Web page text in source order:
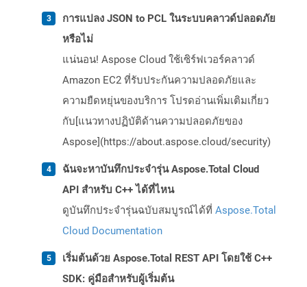
การแปลง JSON to PCL ในระบบคลาวด์ปลอดภัย
หรือไม่
แน่นอน! Aspose Cloud ใช้เซิร์ฟเวอร์คลาวด์
Amazon EC2 ที่รับประกันความปลอดภัยและ
ความยืดหยุ่นของบริการ โปรดอ่านเพิ่มเติมเกี่ยว
กับ[แนวทางปฏิบัติด้านความปลอดภัยของ
Aspose](https://about.aspose.cloud/security)
ฉันจะหาบันทึกประจำรุ่น Aspose.Total Cloud
API สำหรับ C++ ได้ที่ไหน
ดูบันทึกประจำรุ่นฉบับสมบูรณ์ได้ที่ Aspose.Total
Cloud Documentation
เริ่มต้นด้วย Aspose.Total REST API โดยใช้ C++
SDK: คู่มือสำหรับผู้เริ่มต้น